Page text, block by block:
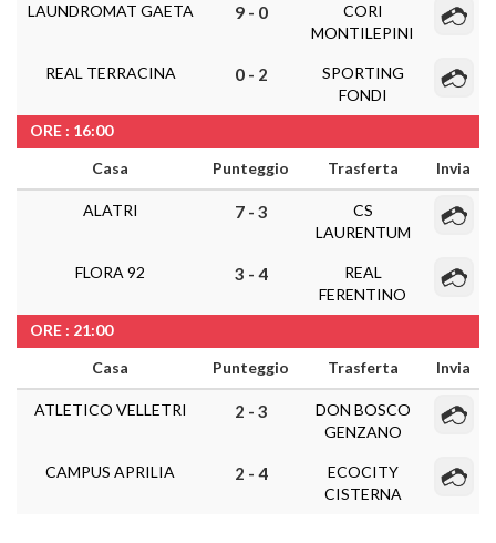
LAUNDROMAT GAETA 9 - 0
CORI
MONTILEPINI
REAL TERRACINA 0 - 2
SPORTING
FONDI
ORE : 16:00
Casa
Punteggio Trasferta Invia
ALATRI 7 - 3
CS
LAURENTUM
FLORA 92 3 - 4
REAL
FERENTINO
ORE : 21:00
Casa
Punteggio Trasferta Invia
ATLETICO VELLETRI 2 - 3
DON BOSCO
GENZANO
CAMPUS APRILIA 2 - 4
ECOCITY
CISTERNA